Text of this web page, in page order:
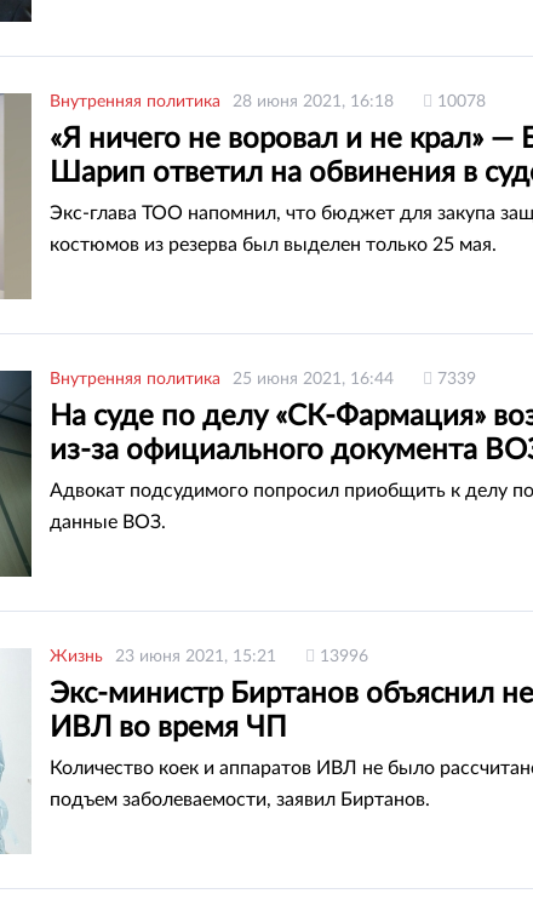
Внутренняя политика 28 июня 2021, 16:18 10078
«Я ничего не воровал и не крал» —
Шарип ответил на обвинения в
Экс-глава ТОО напомнил, что бюджет для закупа
костюмов из резерва был выделен только 25 мая.
Внутренняя политика 25 июня 2021, 16:44 7339
На суде по делу «СК-Фармация»
из-за официального документа
Адвокат подсудимого попросил приобщить к делу
данные ВОЗ.
Жизнь 23 июня 2021, 15:21 13996
Экс-министр Биртанов объяснил
ИВЛ во время ЧП
Количество коек и аппаратов ИВЛ не было
подъем заболеваемости, заявил Биртанов.